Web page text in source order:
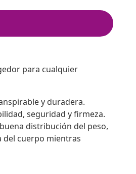
para cualquier
y duradera.
seguridad y firmeza.
distribución del peso,
del cuerpo mientras